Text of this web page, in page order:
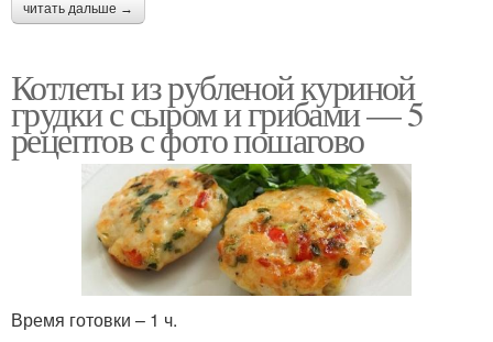
читать дальше →
Котлеты из рубленой куриной
грудки с сыром и грибами — 5
рецептов с фото пошагово
Время готовки – 1 ч.